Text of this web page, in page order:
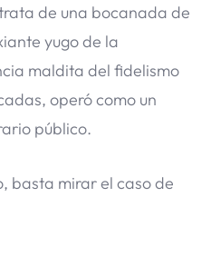
de una bocanada de
yugo de la
maldita del fidelismo
operó como un
público.
basta mirar el caso de